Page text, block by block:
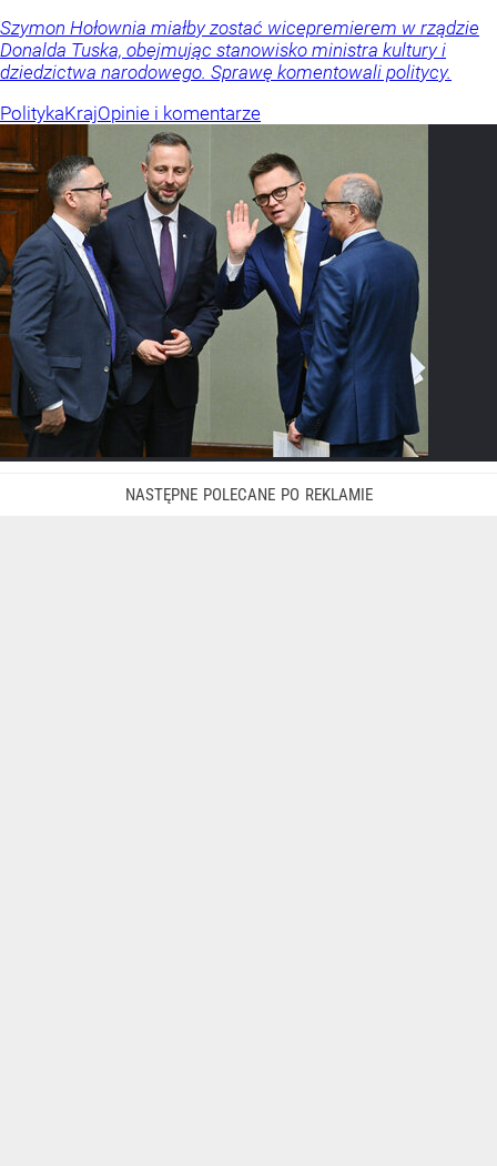
Szymon Hołownia miałby zostać wicepremierem w rządzie
Donalda Tuska, obejmując stanowisko ministra kultury i
dziedzictwa narodowego. Sprawę komentowali politycy.
PolitykaKrajOpinie i komentarze